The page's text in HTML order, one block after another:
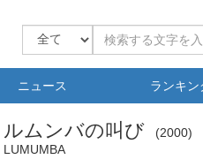
ニュース ランキン
ルムンバの叫び
2000
LUMUMBA